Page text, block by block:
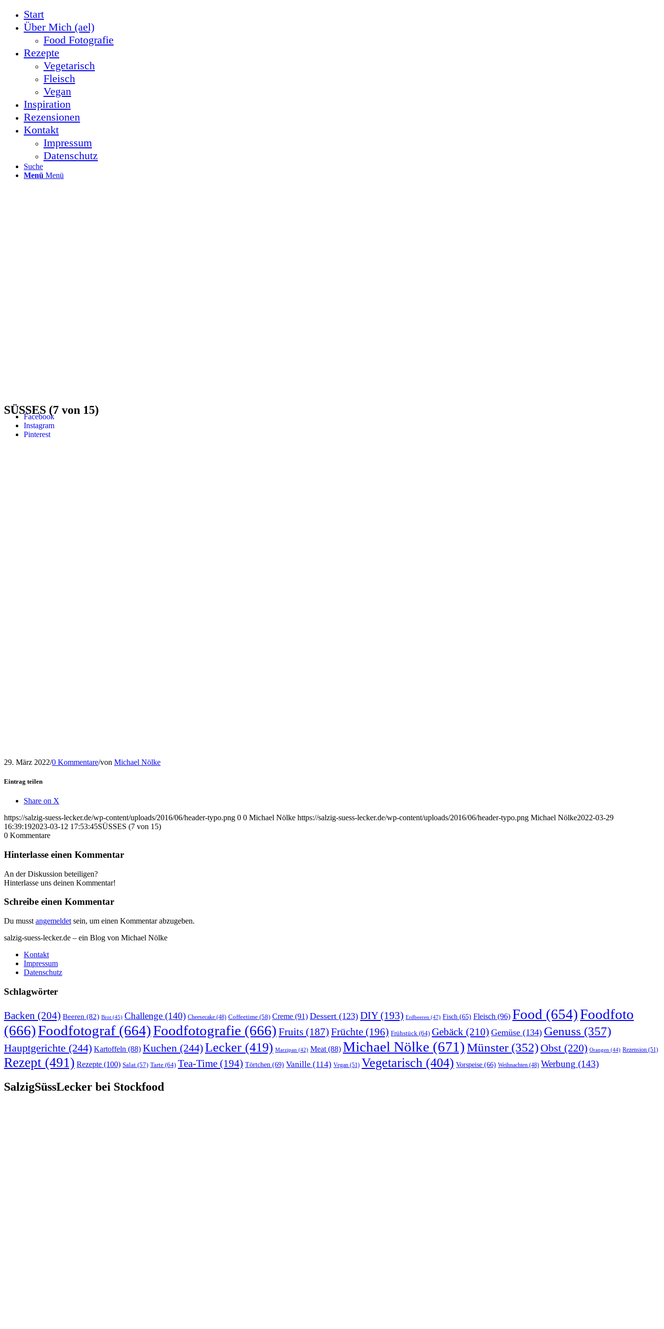
Start
Über Mich (ael)
Food Fotografie
Rezepte
Vegetarisch
Fleisch
Vegan
Inspiration
Rezensionen
Kontakt
Impressum
Datenschutz
Suche
Menü Menü
Facebook
Instagram
Pinterest
SÜSSES (7 von 15)
29. März 2022/0 Kommentare/von Michael Nölke
Eintrag teilen
Share on X
https://salzig-suess-lecker.de/wp-content/uploads/2016/06/header-typo.png 0 0 Michael Nölke https://salzig-suess-lecker.de/wp-content/uploads/2016/06/header-typo.png Michael Nölke2022-03-29
16:39:192023-03-12 17:53:45SÜSSES (7 von 15)
0 Kommentare
Hinterlasse einen Kommentar
An der Diskussion beteiligen?
Hinterlasse uns deinen Kommentar!
Schreibe einen Kommentar
Du musst angemeldet sein, um einen Kommentar abzugeben.
salzig-suess-lecker.de – ein Blog von Michael Nölke
Kontakt
Impressum
Datenschutz
Schlagwörter
Backen (204) Beeren (82) Brot (45) Challenge (140) Cheesecake (48) Coffeetime (58) Creme (91) Dessert (123) DIY(193) Erdbeeren (47) Fisch (65) Fleisch (96) Food (654)Foodfoto
(666)Foodfotograf (664)Foodfotografie (666) Fruits (187) Früchte (196) Frühstück (64) Gebäck (210) Gemüse (134) Genuss (357)
Hauptgerichte (244) Kartoffeln (88) Kuchen (244)Lecker (419) Marzipan (42) Meat(88) Michael Nölke (671)Münster(352) Obst (220) Orangen (44) Rezension (51)
Rezept (491) Rezepte (100) Salat (57) Tarte (64) Tea-Time (194) Törtchen (69) Vanille (114) Vegan (51) Vegetarisch (404) Vorspeise (66) Weihnachten (48) Werbung (143)
SalzigSüssLecker bei Stockfood